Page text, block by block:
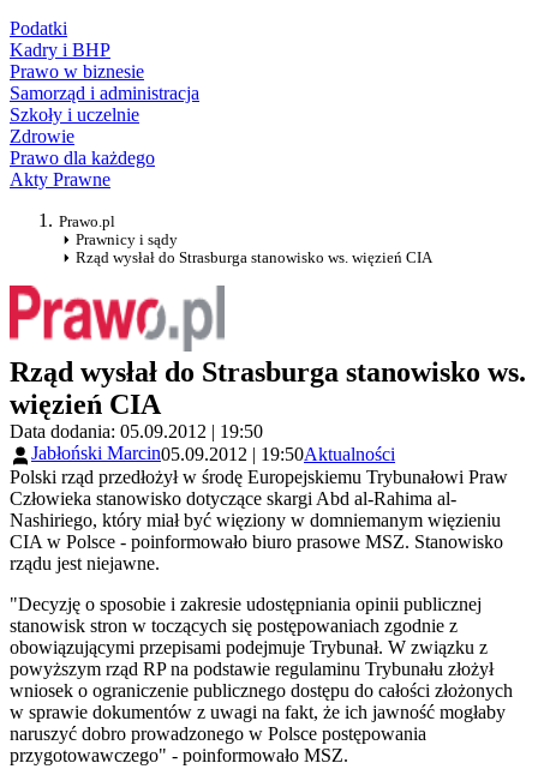
Podatki
Kadry i BHP
Prawo w biznesie
Samorząd i administracja
Szkoły i uczelnie
Zdrowie
Prawo dla każdego
Akty Prawne
Prawo.pl
Prawnicy i sądy
Rząd wysłał do Strasburga stanowisko ws. więzień CIA
Rząd wysłał do Strasburga stanowisko ws.
więzień CIA
Data dodania: 05.09.2012 | 19:50
Jabłoński Marcin05.09.2012 | 19:50Aktualności
Polski rząd przedłożył w środę Europejskiemu Trybunałowi Praw
Człowieka stanowisko dotyczące skargi Abd al-Rahima al-
Nashiriego, który miał być więziony w domniemanym więzieniu
CIA w Polsce - poinformowało biuro prasowe MSZ. Stanowisko
rządu jest niejawne.
"Decyzję o sposobie i zakresie udostępniania opinii publicznej
stanowisk stron w toczących się postępowaniach zgodnie z
obowiązującymi przepisami podejmuje Trybunał. W związku z
powyższym rząd RP na podstawie regulaminu Trybunału złożył
wniosek o ograniczenie publicznego dostępu do całości złożonych
w sprawie dokumentów z uwagi na fakt, że ich jawność mogłaby
naruszyć dobro prowadzonego w Polsce postępowania
przygotowawczego" - poinformowało MSZ.